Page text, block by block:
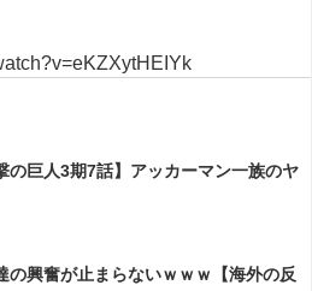
の巨人3期7話】アッカーマン一族のヤ
の興奮が止まらないｗｗｗ【海外の反